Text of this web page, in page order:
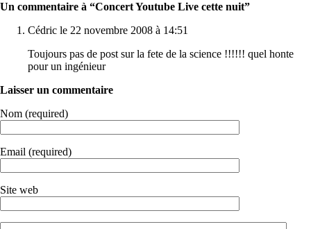
Un commentaire à “Concert Youtube Live cette nuit”
Cédric le 22 novembre 2008 à 14:51
Toujours pas de post sur la fete de la science !!!!!! quel honte
pour un ingénieur
Laisser un commentaire
Nom (required)
Email (required)
Site web